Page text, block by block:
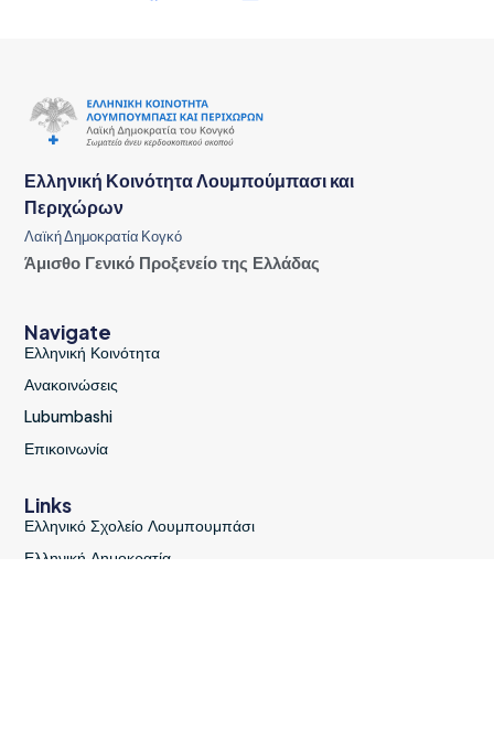
Ελληνική Κοινότητα Λουμπούμπασι και
Περιχώρων
Λαϊκή Δημοκρατία Κογκό
Άμισθο Γενικό Προξενείο της Ελλάδας
Links
Ελληνικό Σχολείο Λουμπουμπάσι
Ελληνική Δημοκρατία
Navigate
Ελληνική Κοινότητα
Ανακοινώσεις
Lubumbashi
Επικοινωνία